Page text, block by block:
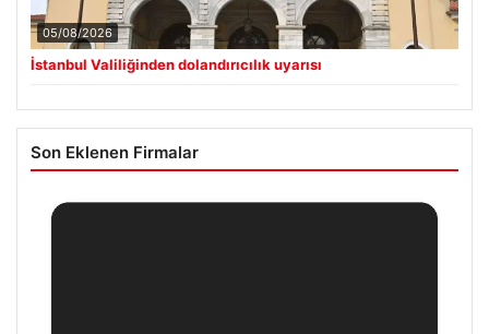
05/08/2026
İstanbul Valiliğinden dolandırıcılık uyarısı
Son Eklenen Firmalar